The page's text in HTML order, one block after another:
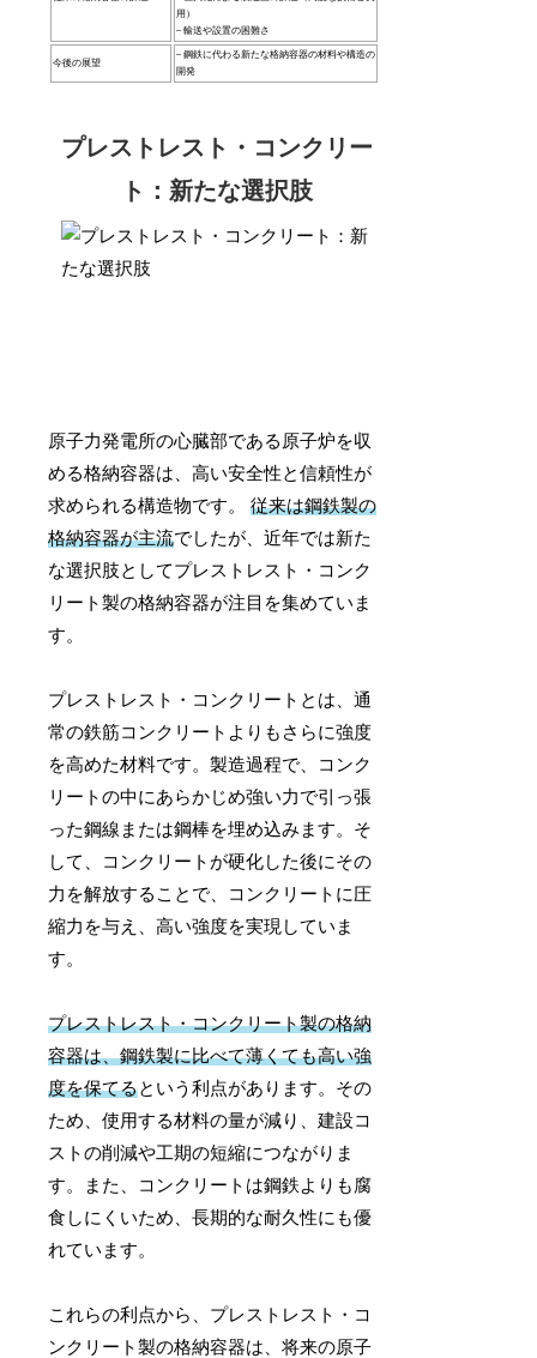
用）
– 輸送や設置の困難さ
今後の展望
– 鋼鉄に代わる新たな格納容器の材料や構造の
開発
プレストレスト・コンクリー
ト：新たな選択肢
原子力発電所の心臓部である原子炉を収
める格納容器は、高い安全性と信頼性が
求められる構造物です。従来は鋼鉄製の
格納容器が主流でしたが、近年では新た
な選択肢としてプレストレスト・コンク
リート製の格納容器が注目を集めていま
す。
プレストレスト・コンクリートとは、通
常の鉄筋コンクリートよりもさらに強度
を高めた材料です。製造過程で、コンク
リートの中にあらかじめ強い力で引っ張
った鋼線または鋼棒を埋め込みます。そ
して、コンクリートが硬化した後にその
力を解放することで、コンクリートに圧
縮力を与え、高い強度を実現していま
す。
プレストレスト・コンクリート製の格納
容器は、鋼鉄製に比べて薄くても高い強
度を保てるという利点があります。その
ため、使用する材料の量が減り、建設コ
ストの削減や工期の短縮につながりま
す。また、コンクリートは鋼鉄よりも腐
食しにくいため、長期的な耐久性にも優
れています。
これらの利点から、プレストレスト・コ
ンクリート製の格納容器は、将来の原子